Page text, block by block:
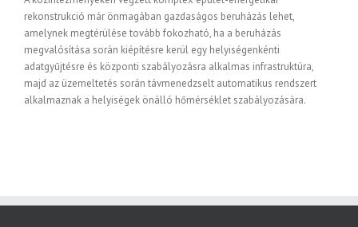
rekonstrukció már önmagában gazdaságos beruházás lehet,
amelynek megtérülése tovább fokozható, ha a beruházás
megvalósítása során kiépítésre kerül egy helyiségenkénti
adatgyűjtésre és központi szabályozásra alkalmas infrastruktúra,
majd az üzemeltetés során távmenedzselt automatikus rendszert
alkalmaznak a helyiségek önálló hőmérséklet szabályozására.